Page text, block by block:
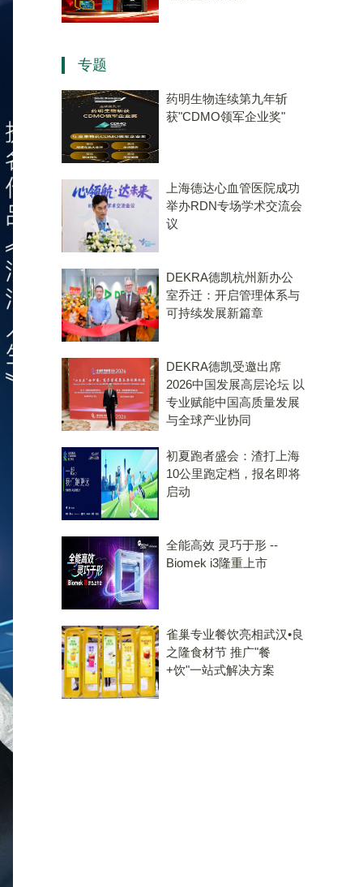
专题
药明生物连续第九年斩
获"CDMO领军企业奖"
上海德达心血管医院成功
举办RDN专场学术交流会
议
DEKRA德凯杭州新办公
室乔迁：开启管理体系与
可持续发展新篇章
DEKRA德凯受邀出席
2026中国发展高层论坛 以
专业赋能中国高质量发展
与全球产业协同
初夏跑者盛会：渣打上海
10公里跑定档，报名即将
启动
全能高效 灵巧于形 --
Biomek i3隆重上市
雀巢专业餐饮亮相武汉•良
之隆食材节 推广"餐
+饮"一站式解决方案